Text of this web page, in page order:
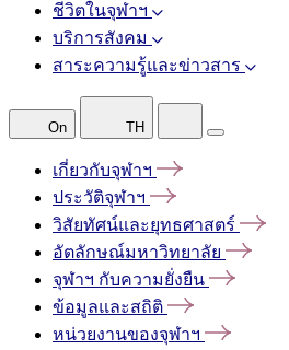
ชีวิตในจุฬาฯ
บริการสังคม
สาระความรู้และข่าวสาร
On TH
เกี่ยวกับจุฬาฯ
ประวัติจุฬาฯ
วิสัยทัศน์และยุทธศาสตร์
อัตลักษณ์มหาวิทยาลัย
จุฬาฯ กับความยั่งยืน
ข้อมูลและสถิติ
หน่วยงานของจุฬาฯ